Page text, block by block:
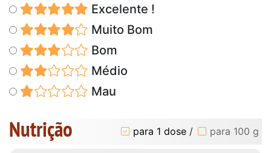
Excelente !
Muito Bom
Bom
Médio
Mau
Nutrição para 1 dose / para 100 g